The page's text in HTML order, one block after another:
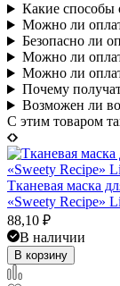
Какие способы
Можно ли
Безопасно ли
Можно ли
Можно ли
Почему
Возможен ли
C этим товаром
Тканевая маска
«Sweety Recipe»
88,10 ₽
В наличии
В корзину